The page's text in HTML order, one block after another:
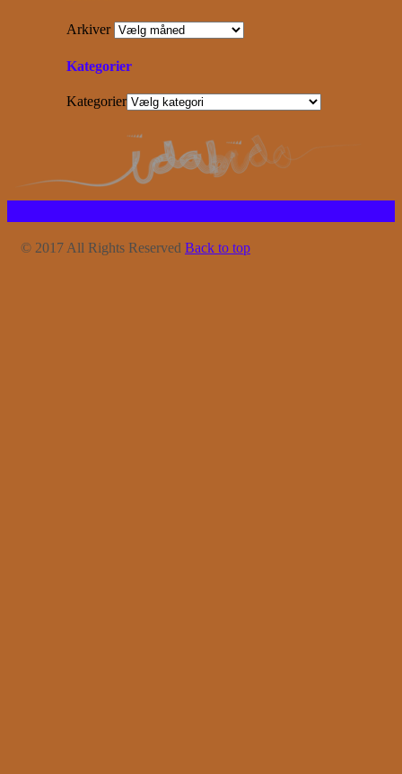
Arkiver
Kategorier
Kategorier
© 2017 All Rights Reserved Back to top